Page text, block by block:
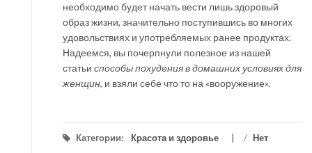
необходимо будет начать вести лишь здоровый
образ жизни, значительно поступившись во многих
удовольствиях и употребляемых ранее продуктах.
Надеемся, вы почерпнули полезное из нашей
статьи способы похудения в домашних условиях для
женщин, и взяли себе что то на «вооружение».
Категории: Красота и здоровье / Нет